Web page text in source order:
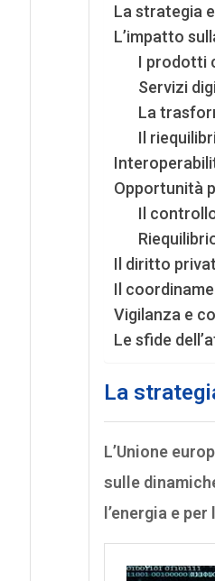
La strategia
L’impatto
I prodotti
Servizi
La
Il
Opportunità
Il
Il diritto
Il
Vigilanza e
Le sfide
La
L’Unione
sulle
l’energia e